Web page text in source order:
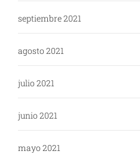
septiembre 2021
agosto 2021
julio 2021
junio 2021
mayo 2021